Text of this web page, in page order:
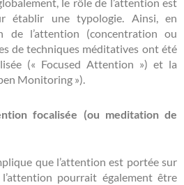
établir une typologie. Ainsi, en
l’attention (concentration ou
de techniques méditatives ont été
(« Focused Attention ») et la
Monitoring »).
focalisée (ou meditation de
que l’attention est portée sur
pourrait également être